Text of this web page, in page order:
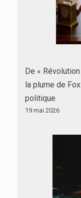
De «
la plume de
politique
19 mai 2026